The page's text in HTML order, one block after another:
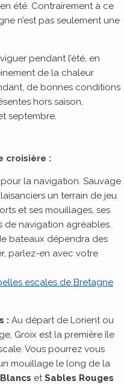
été. Contrairement à ce
n’est pas seulement une
pendant l’été, en
de la chaleur
de bonnes conditions
hors saison,
septembre.
croisière :
la navigation. Sauvage
un terrain de jeu
et ses mouillages, ses
de navigation agréables.
bateaux dépendra des
parlez-en avec votre
escales de Bretagne
: Au départ de Lorient ou
Groix est la première île
Vous pourrez vous
mouillage le long de la
etSables Rouges